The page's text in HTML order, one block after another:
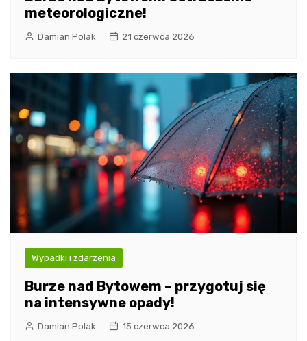
meteorologiczne!
Damian Polak 21 czerwca 2026
Wypadki i zdarzenia
Burze nad Bytowem – przygotuj się
na intensywne opady!
Damian Polak 15 czerwca 2026